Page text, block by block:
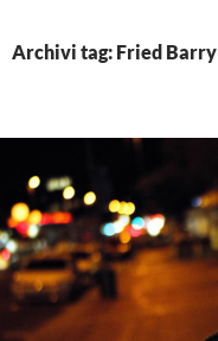
Archivi tag: Fried Barry